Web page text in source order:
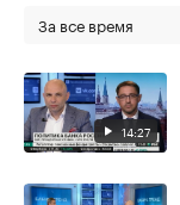
За все время
14:27